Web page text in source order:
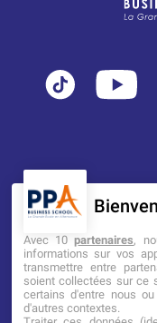
Avec 10partenaires,
informations sur vos
transmettre entre
soient collectées sur ce
certains d'entre nous
d'autres contextes.